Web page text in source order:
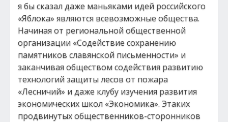
я бы сказал даже маньяками идей российского
«Яблока» являются всевозможные общества.
Начиная от региональной общественной
организации «Содействие сохранению
памятников славянской письменности» и
заканчивая обществом содействия развитию
технологий защиты лесов от пожара
«Лесничий» и даже клубу изучения развития
экономических школ «Экономика». Этаких
продвинутых общественников-сторонников